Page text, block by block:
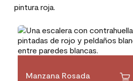
pintura roja.
Manzana Rosada